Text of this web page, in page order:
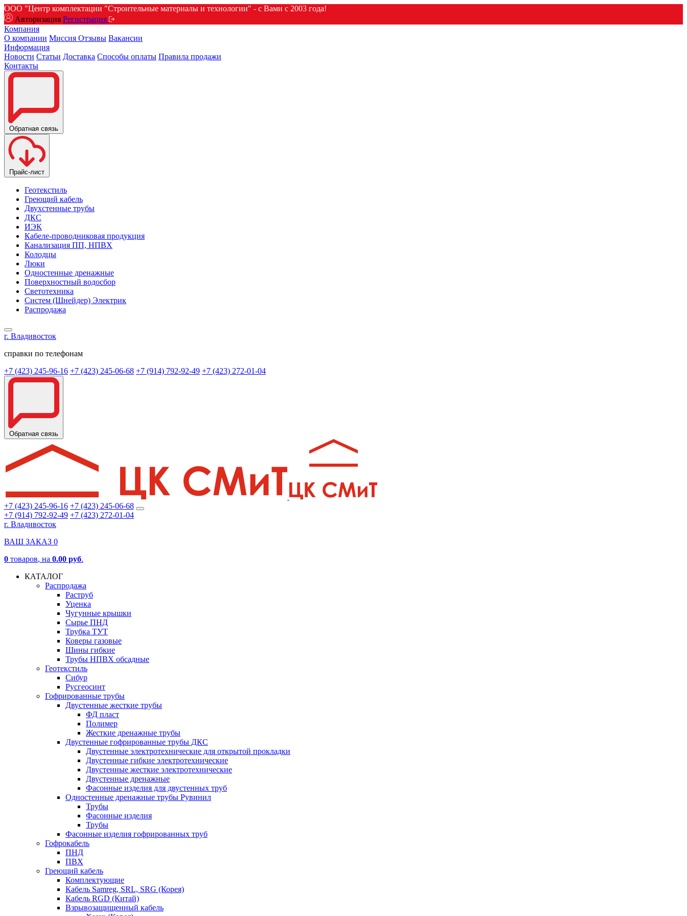
ООО "Центр комплектации "Строительные материалы и технологии" - с Вами с 2003 года!
Авторизация Регистрация
Компания
О компании Миссия Отзывы Вакансии
Информация
Новости Статьи Доставка Способы оплаты Правила продажи
Контакты
Обратная связь
Прайс-лист
Геотекстиль
Греющий кабель
Двухстенные трубы
ДКС
ИЭК
Кабеле-проводниковая продукция
Канализация ПП, НПВХ
Колодцы
Люки
Одностенные дренажные
Поверхностный водосбор
Светотехника
Систем (Шнейдер) Электрик
Распродажа
г. Владивосток
справки по телефонам
+7 (423) 245-96-16 +7 (423) 245-06-68 +7 (914) 792-92-49 +7 (423) 272-01-04
Обратная связь
+7 (423) 245-96-16 +7 (423) 245-06-68
+7 (914) 792-92-49 +7 (423) 272-01-04
г. Владивосток
ВАШ ЗАКАЗ 0
0 товаров, на 0.00 руб.
КАТАЛОГ
Распродажа
Раструб
Уценка
Чугунные крышки
Сырье ПНД
Трубка ТУТ
Коверы газовые
Шины гибкие
Трубы НПВХ обсадные
Геотекстиль
Сибур
Русгеосинт
Гофрированные трубы
Двустенные жесткие трубы
ФД пласт
Полимер
Жесткие дренажные трубы
Двустенные гофрированные трубы ДКС
Двустенные электротехнические для открытой прокладки
Двустенные гибкие электротехнические
Двустенные жесткие электротехнические
Двустенные дренажные
Фасонные изделия для двустенных труб
Одностенные дренажные трубы Рувинил
Трубы
Фасонные изделия
Трубы
Фасонные изделия гофрированных труб
Гофрокабель
ПНД
ПВХ
Греющий кабель
Комплектующие
Кабель Samreg, SRL, SRG (Корея)
Кабель RGD (Китай)
Взрывозащищенный кабель